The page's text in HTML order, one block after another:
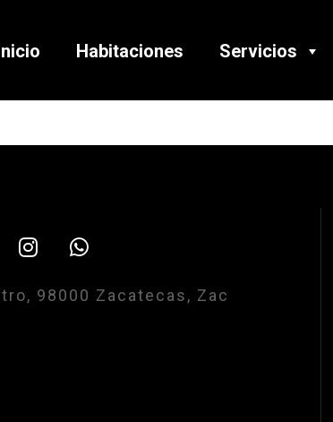
Habitaciones Servicios
98000 Zacatecas, Zac